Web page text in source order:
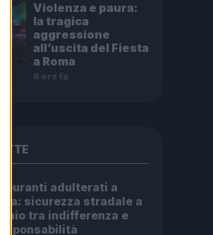
Violenza e paura:
la tragica
aggressione
all’uscita del Fiesta
a Roma
6 ore fa
adulterati a
sicurezza stradale a
tra indifferenza e